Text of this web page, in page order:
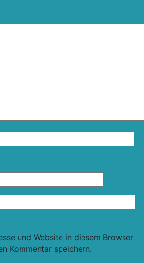
und Website in diesem Browser
Kommentar speichern.